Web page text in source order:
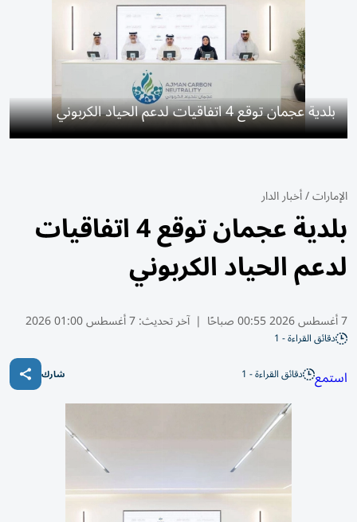
بلدية عجمان توقع 4 اتفاقيات لدعم الحياد الكربوني
الإمارات/أخبار الدار
بلدية عجمان توقع 4 اتفاقيات
لدعم الحياد الكربوني
7 أغسطس 2026 00:55 صباحًا | آخر تحديث:7 أغسطس 01:00 2026
دقائق القراءة - 1
استمع دقائق القراءة - 1 شارك